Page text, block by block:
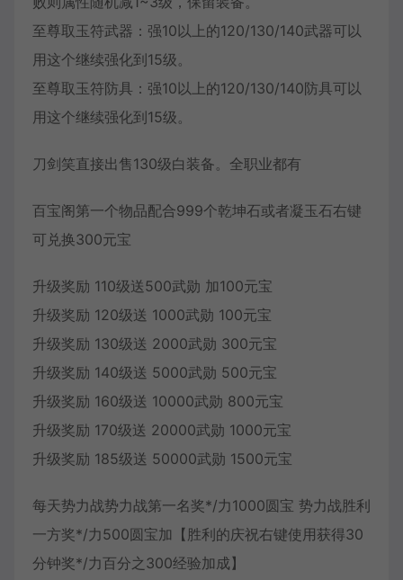
至尊取玉符武器：强10以上的120/130/140武器可以
用这个继续强化到15级。
至尊取玉符防具：强10以上的120/130/140防具可以
用这个继续强化到15级。
刀剑笑直接出售130级白装备。全职业都有
百宝阁第一个物品配合999个乾坤石或者凝玉石右键
可兑换300元宝
升级奖励 110级送500武勋 加100元宝
升级奖励 120级送 1000武勋 100元宝
升级奖励 130级送 2000武勋 300元宝
升级奖励 140级送 5000武勋 500元宝
升级奖励 160级送 10000武勋 800元宝
升级奖励 170级送 20000武勋 1000元宝
升级奖励 185级送 50000武勋 1500元宝
每天势力战势力战第一名奖*/力1000圆宝 势力战胜利
一方奖*/力500圆宝加【胜利的庆祝右键使用获得30
分钟奖*/力百分之300经验加成】